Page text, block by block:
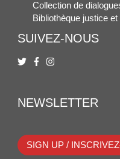
Collection de
Bibliothèque justice et
SUIVEZ-NOUS
NEWSLETTER
SIGN UP /